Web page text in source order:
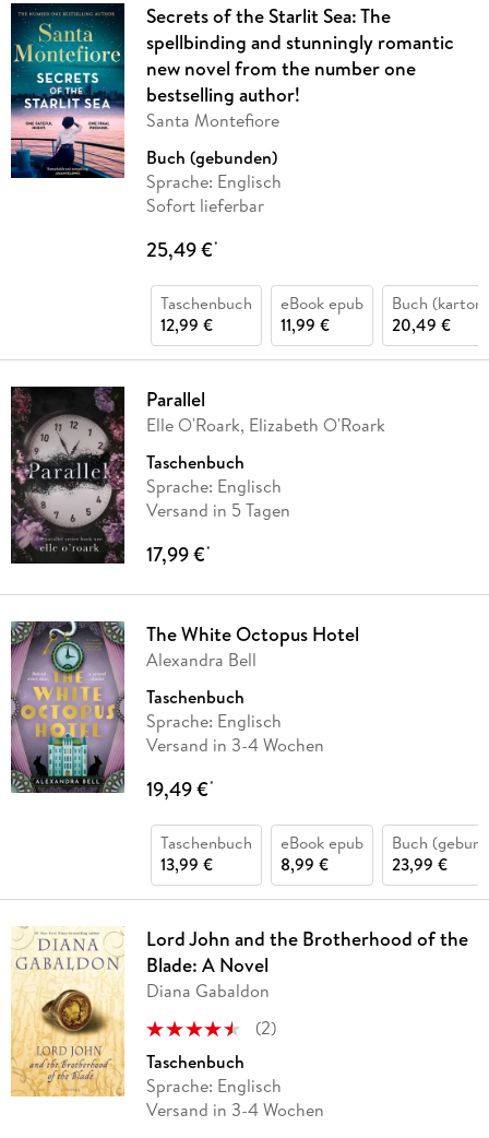
Secrets of the Starlit Sea: The
spellbinding and stunningly romantic
new novel from the number one
bestselling author!
Santa Montefiore
Buch (gebunden)
Sprache: Englisch
Sofort lieferbar
25,49 €*
Taschenbuch
12,99 €
eBook epub
11,99 €
Buch
20,49 €
Parallel
Elle O'Roark, Elizabeth O'Roark
Taschenbuch
Sprache: Englisch
Versand in 5 Tagen
17,99 €*
The White Octopus Hotel
Alexandra Bell
Taschenbuch
Sprache: Englisch
Versand in 3-4 Wochen
19,49 €*
Taschenbuch
13,99 €
eBook epub
8,99 €
Buch
23,99 €
Lord John and the Brotherhood of the
Blade: A Novel
Diana Gabaldon
(2)
Taschenbuch
Sprache: Englisch
Versand in 3-4 Wochen